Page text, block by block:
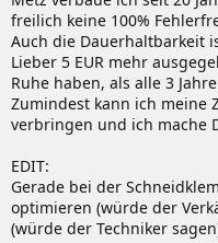
freilich keine 100%
Auch die Dauerhaltbarkeit
Lieber 5 EUR mehr
Ruhe haben, als alle 3
Zumindest kann ich meine
verbringen und ich mache
EDIT:
Gerade bei der
optimieren (würde der
(würde der Techniker